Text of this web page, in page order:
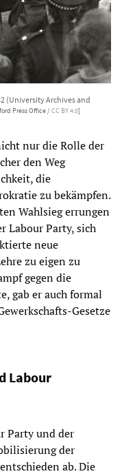
(University Archives and
Press Office /CC BY 4.0]
nur die Rolle der
den Weg
die
zu bekämpfen.
Wahlsieg errungen
Labour Party, sich
neue
zu eigen zu
gegen die
gab er auch formal
Gesetze
Labour
Party und der
der
ab. Die